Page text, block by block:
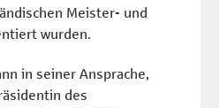
Meister- und
wurden.
in seiner Ansprache,
des